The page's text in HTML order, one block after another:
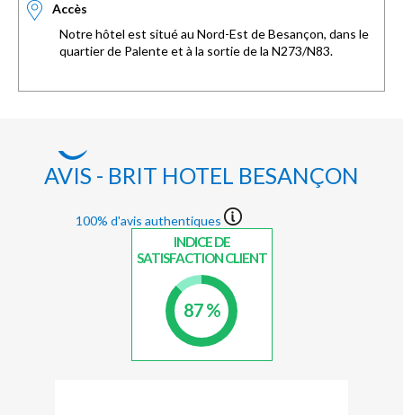
Accès
Notre hôtel est situé au Nord-Est de Besançon, dans le
quartier de Palente et à la sortie de la N273/N83.
AVIS - BRIT HOTEL BESANÇON
100% d'avis authentiques
INDICE DE
SATISFACTION CLIENT
87 %